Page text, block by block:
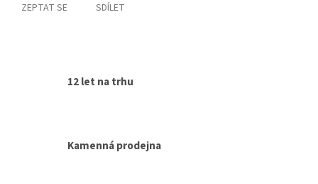
ZEPTAT SE SDÍLET
12 let na trhu
Kamenná prodejna